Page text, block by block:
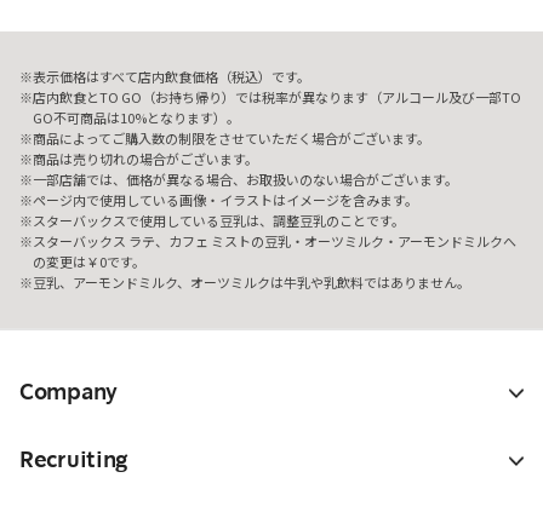
表示価格はすべて店内飲食価格（税込）です。
店内飲食とTO GO（お持ち帰り）では税率が異なります（アルコール及び一部TO
GO不可商品は10%となります）。
商品によってご購入数の制限をさせていただく場合がございます。
商品は売り切れの場合がございます。
一部店舗では、価格が異なる場合、お取扱いのない場合がございます。
ページ内で使用している画像・イラストはイメージを含みます。
スターバックスで使用している豆乳は、調整豆乳のことです。
スターバックス ラテ、カフェ ミストの豆乳・オーツミルク・アーモンドミルクへ
の変更は￥0です。
豆乳、アーモンドミルク、オーツミルクは牛乳や乳飲料ではありません。
Company
Recruiting